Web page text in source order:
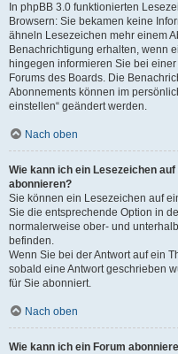
In phpBB 3.0 funktionierten
Browsern: Sie bekamen keine
ähneln Lesezeichen mehr einem
Benachrichtigung erhalten, wenn
hingegen informieren Sie bei
Forums des Boards. Die
Abonnements können im
einstellen“ geändert werden.
Nach oben
Wie kann ich ein Lesezeichen
abonnieren?
Sie können ein Lesezeichen auf
Sie die entsprechende Option in
normalerweise ober- und
befinden.
Wenn Sie bei der Antwort auf ein
sobald eine Antwort geschrieben
für Sie abonniert.
Nach oben
Wie kann ich ein Forum